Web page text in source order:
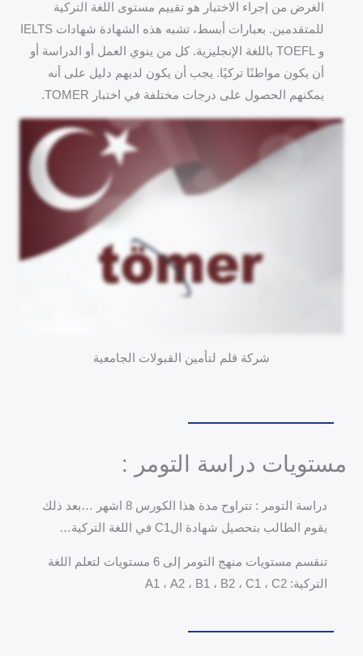
الغرض من إجراء الاختبار هو تقييم مستوى اللغة التركية
للمتقدمين. بعبارات أبسط، تشبه هذه الشهادة شهادات IELTS
و TOEFL باللغة الإنجليزية. كل من ينوي العمل أو الدراسة أو
أن يكون مواطنًا تركيًا. يجب أن يكون لديهم دليل على أنه
يمكنهم الحصول على درجات مختلفة في اختبار TOMER.
شركة قلم لتأمين القبولات الجامعية
مستويات دراسة التومر :
دراسة التومر : تتراوح مدة هذا الكورس 8 اشهر …بعد ذلك
يقوم الطالب بتحصيل شهادة الC1 في اللغة التركية…
تنقسم مستويات منهج التومر إلى 6 مستويات لتعلم اللغة
التركية: A1 ، A2 ، B1 ، B2 ، C1 ، C2